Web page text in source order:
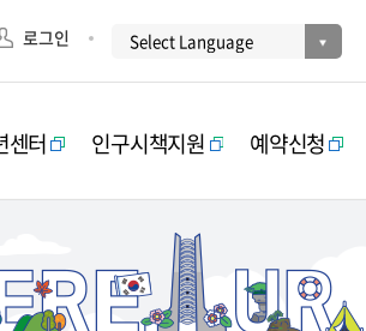
로그인
센터 인구시책지원 예약신청